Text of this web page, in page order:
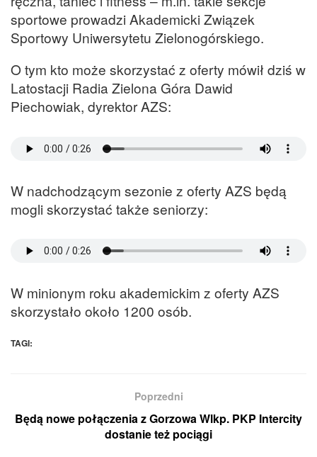
sportowe prowadzi Akademicki Związek
Sportowy Uniwersytetu Zielonogórskiego.
O tym kto może skorzystać z oferty mówił dziś w
Latostacji Radia Zielona Góra Dawid
Piechowiak, dyrektor AZS:
W nadchodzącym sezonie z oferty AZS będą
mogli skorzystać także seniorzy:
W minionym roku akademickim z oferty AZS
skorzystało około 1200 osób.
TAGI:
Poprzedni
Będą nowe połączenia z Gorzowa Wlkp. PKP Intercity
dostanie też pociągi